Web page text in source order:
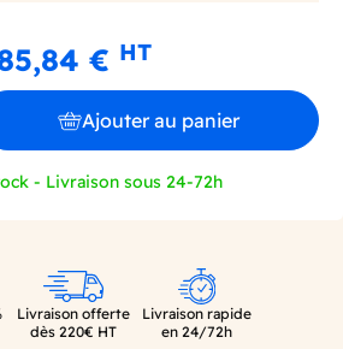
€ HT
Ajouter au panier
- Livraison sous 24-72h
Livraison offerte
dès 220€ HT
Livraison rapide
en 24/72h